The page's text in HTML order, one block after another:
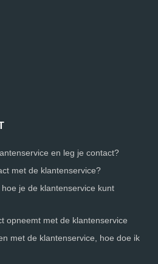
en leg je contact?
met de klantenservice?
je de klantenservice kunt
opneemt met de klantenservice
met de klantenservice, hoe doe ik